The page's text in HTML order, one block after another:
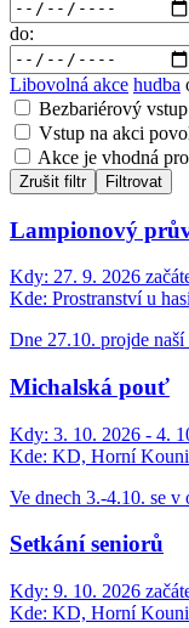
do:
Libovolná akce hudba
Bezbariérový
Vstup na akci
Akce je vhodná
Zrušit filtr Filtrovat
Lampionový
Kdy: 27. 9. 2026
Kde: Prostranství u
Dne 27.10. projde
Michalská pouť
Kdy: 3. 10. 2026 - 4.
Kde: KD, Horní
Ve dnech 3.-4.10. se
Setkání seniorů
Kdy: 9. 10. 2026
Kde: KD, Horní